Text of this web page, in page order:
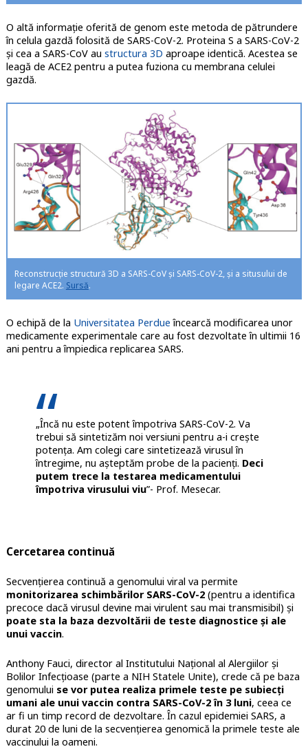
O altă informație oferită de genom este metoda de pătrundere
în celula gazdă folosită de SARS-CoV-2. Proteina S a SARS-CoV-2
și cea a SARS-CoV au structura 3D aproape identică. Acestea se
leagă de ACE2 pentru a putea fuziona cu membrana celulei
gazdă.
Reconstrucție structură 3D a SARS-CoV și SARS-CoV-2, și a situsului de
legare ACE2. Sursă.
O echipă de la Universitatea Perdue încearcă modificarea unor
medicamente experimentale care au fost dezvoltate în ultimii 16
ani pentru a împiedica replicarea SARS.
„Încă nu este potent împotriva SARS-CoV-2. Va
trebui să sintetizăm noi versiuni pentru a-i crește
potența. Am colegi care sintetizează virusul în
întregime, nu așteptăm probe de la pacienți. Deci
putem trece la testarea medicamentului
împotriva virusului viu”- Prof. Mesecar.
Cercetarea continuă
Secvențierea continuă a genomului viral va permite
monitorizarea schimbărilor SARS-CoV-2(pentru a identifica
precoce dacă virusul devine mai virulent sau mai transmisibil) și
poate sta la baza dezvoltării de teste diagnostice și ale
unui vaccin.
Anthony Fauci, director al Institutului Național al Alergiilor și
Bolilor Infecțioase (parte a NIH Statele Unite), crede că pe baza
genomului se vor putea realiza primele teste pe subiecți
umani ale unui vaccin contra SARS-CoV-2 în 3 luni, ceea ce
ar fi un timp record de dezvoltare. În cazul epidemiei SARS, a
durat 20 de luni de la secvențierea genomică la primele teste ale
vaccinului la oameni.